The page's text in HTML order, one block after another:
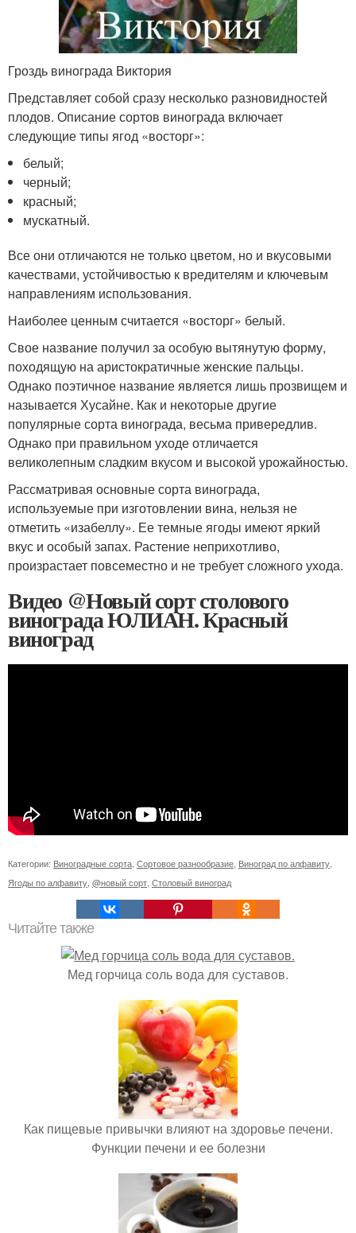
Гроздь винограда Виктория
Представляет собой сразу несколько разновидностей
плодов. Описание сортов винограда включает
следующие типы ягод «восторг»:
белый;
черный;
красный;
мускатный.
Все они отличаются не только цветом, но и вкусовыми
качествами, устойчивостью к вредителям и ключевым
направлениям использования.
Наиболее ценным считается «восторг» белый.
Свое название получил за особую вытянутую форму,
походящую на аристократичные женские пальцы.
Однако поэтичное название является лишь прозвищем и
называется Хусайне. Как и некоторые другие
популярные сорта винограда, весьма привередлив.
Однако при правильном уходе отличается
великолепным сладким вкусом и высокой урожайностью.
Рассматривая основные сорта винограда,
используемые при изготовлении вина, нельзя не
отметить «изабеллу». Ее темные ягоды имеют яркий
вкус и особый запах. Растение неприхотливо,
произрастает повсеместно и не требует сложного ухода.
Видео @Новый сорт столового
винограда ЮЛИАН. Красный
виноград
Категории: Виноградные сорта Сортовое разнообразие Виноград по алфавиту
Ягоды по алфавиту @новый сорт Столовый виноград
Читайте также
Мед горчица соль вода для суставов.
Как пищевые привычки влияют на здоровье печени.
Функции печени и ее болезни